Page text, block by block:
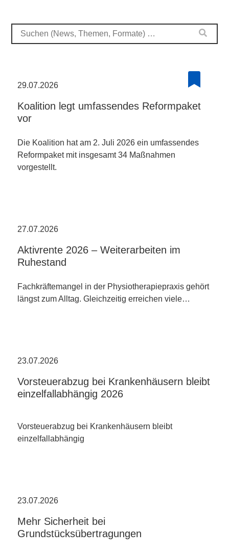
29.07.2026
Koalition legt umfassendes Reformpaket
vor
Die Koalition hat am 2. Juli 2026 ein umfassendes
Reformpaket mit insgesamt 34 Maßnahmen
vorgestellt.
27.07.2026
Aktivrente 2026 – Weiterarbeiten im
Ruhestand
Fachkräftemangel in der Physiotherapiepraxis gehört
längst zum Alltag. Gleichzeitig erreichen viele…
23.07.2026
Vorsteuerabzug bei Krankenhäusern bleibt
einzelfallabhängig 2026
Vorsteuerabzug bei Krankenhäusern bleibt
einzelfallabhängig
23.07.2026
Mehr Sicherheit bei
Grundstücksübertragungen